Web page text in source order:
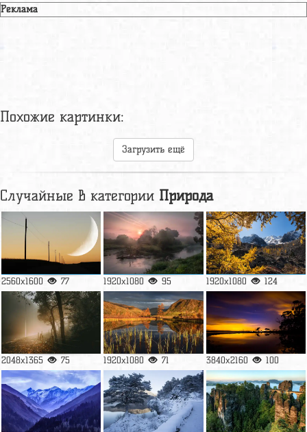
Реклама
Похожие картинки:
Загрузить ещё
Случайные в категории Природа
2560x1600 77 1920x1080 95 1920x1080 124
2048x1365 75 1920x1080 71 3840x2160 100